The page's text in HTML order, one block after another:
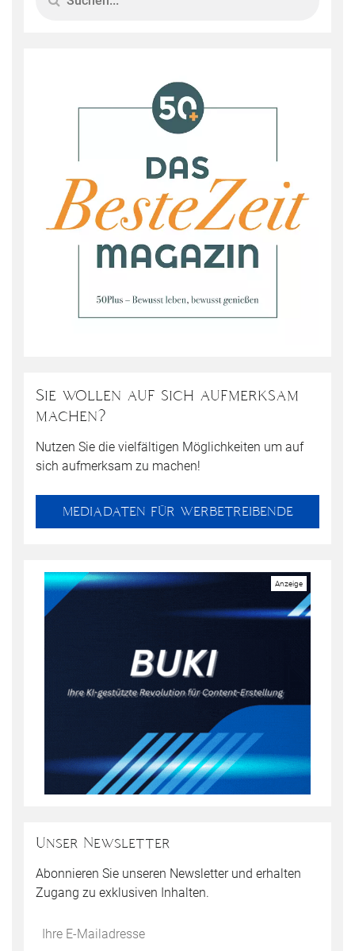
Sie wollen auf sich aufmerksam
machen?
Nutzen Sie die vielfältigen Möglichkeiten um auf
sich aufmerksam zu machen!
MEDIADATEN FÜR WERBETREIBENDE
Unser Newsletter
Abonnieren Sie unseren Newsletter und erhalten
Zugang zu exklusiven Inhalten.
Do
*Ihre